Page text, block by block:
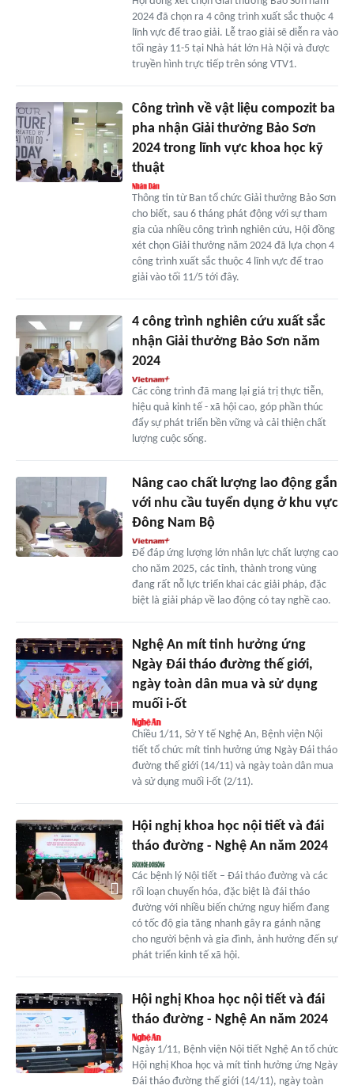
2024 đã chọn ra 4 công trình xuất sắc thuộc 4
lĩnh vực để trao giải. Lễ trao giải sẽ diễn ra vào
tối ngày 11-5 tại Nhà hát lớn Hà Nội và được
truyền hình trực tiếp trên sóng VTV1.
Công trình về vật liệu compozit ba
pha nhận Giải thưởng Bảo Sơn
2024 trong lĩnh vực khoa học kỹ
thuật
Thông tin từ Ban tổ chức Giải thưởng Bảo Sơn
cho biết, sau 6 tháng phát động với sự tham
gia của nhiều công trình nghiên cứu, Hội đồng
xét chọn Giải thưởng năm 2024 đã lựa chọn 4
công trình xuất sắc thuộc 4 lĩnh vực để trao
giải vào tối 11/5 tới đây.
4 công trình nghiên cứu xuất sắc
nhận Giải thưởng Bảo Sơn năm
2024
Các công trình đã mang lại giá trị thực tiễn,
hiệu quả kinh tế - xã hội cao, góp phần thúc
đẩy sự phát triển bền vững và cải thiện chất
lượng cuộc sống.
Nâng cao chất lượng lao động gắn
với nhu cầu tuyển dụng ở khu vực
Đông Nam Bộ
Để đáp ứng lượng lớn nhân lực chất lượng cao
cho năm 2025, các tỉnh, thành trong vùng
đang rất nỗ lực triển khai các giải pháp, đặc
biệt là giải pháp về lao động có tay nghề cao.
Nghệ An mít tinh hưởng ứng
Ngày Đái tháo đường thế giới,
ngày toàn dân mua và sử dụng
muối i-ốt
Chiều 1/11, Sở Y tế Nghệ An, Bệnh viện Nội
tiết tổ chức mít tinh hưởng ứng Ngày Đái tháo
đường thế giới (14/11) và ngày toàn dân mua
và sử dụng muối i-ốt (2/11).
Hội nghị khoa học nội tiết và đái
tháo đường - Nghệ An năm 2024
Các bệnh lý Nội tiết – Đái tháo đường và các
rối loạn chuyển hóa, đặc biệt là đái tháo
đường với nhiều biến chứng nguy hiểm đang
có tốc độ gia tăng nhanh gây ra gánh nặng
cho người bệnh và gia đình, ảnh hưởng đến sự
phát triển kinh tế xã hội.
Hội nghị Khoa học nội tiết và đái
tháo đường - Nghệ An năm 2024
Ngày 1/11, Bệnh viện Nội tiết Nghệ An tổ chức
Hội nghị Khoa học và mít tinh hưởng ứng Ngày
Đái tháo đường thế giới (14/11), ngày toàn